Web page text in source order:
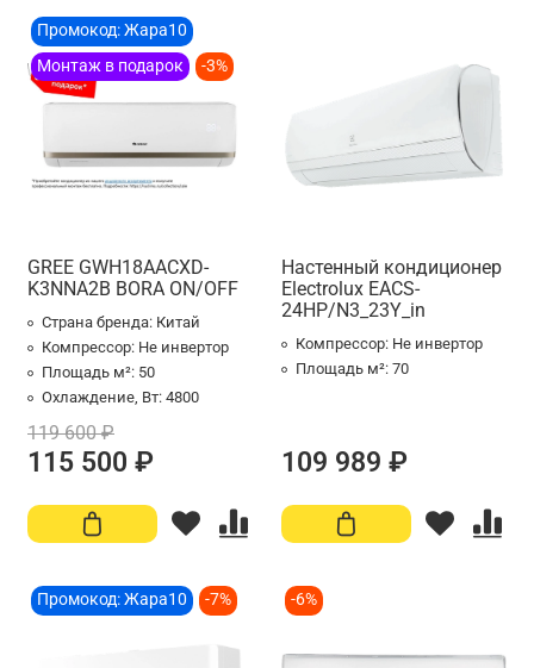
Промокод: Жара10
Монтаж в подарок
-3%
GREE GWH18AACXD-
K3NNA2B BORA ON/OFF
Страна бренда: Китай
Компрессор: Не инвертор
Площадь м²: 50
Охлаждение, Вт: 4800
119 600 ₽
115 500 ₽
Настенный кондиционер
Electrolux EACS-
24HP/N3_23Y_in
Компрессор: Не инвертор
Площадь м²: 70
109 989 ₽
Промокод: Жара10 -7% -6%